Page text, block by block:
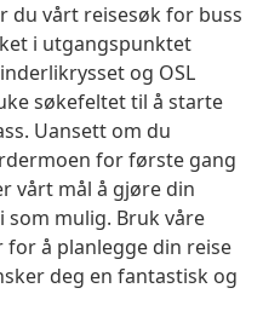
du vårt reisesøk for buss
i utgangspunktet
og OSL
søkefeltet til å starte
Uansett om du
for første gang
vårt mål å gjøre din
som mulig. Bruk våre
å planlegge din reise
deg en fantastisk og